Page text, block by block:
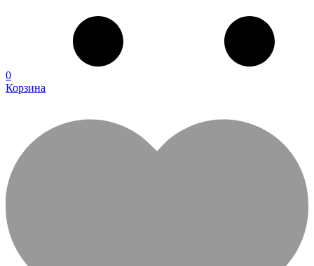
0
Корзина